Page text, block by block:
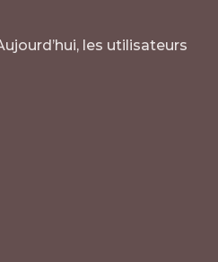
les utilisateurs